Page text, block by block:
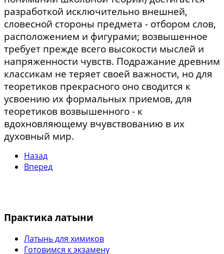
разработкой исключительно внешней,
словесной стороны предмета - отбором слов,
расположением и фигурами; возвышенное
требует прежде всего высокости мыслей и
напряженности чувств. Подражание древним
классикам не теряет своей важности, но для
теоретиков прекрасного оно сводится к
усвоению их формальных приемов, для
теоретиков возвышенного - к
вдохновляющему вчувствованию в их
духовный мир.
Назад
Вперед
Практика латыни
Латынь для химиков
Готовимся к экзамену